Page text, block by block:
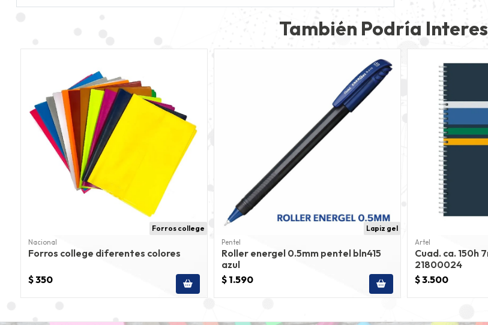
También Podría
Forros college
Nacional
Forros college diferentes colores
$ 350
Lapiz gel
Pentel
Roller energel 0.5mm pentel bln415
azul
$ 1.590
Artel
Cuad. ca. 150h
21800024
$ 3.500